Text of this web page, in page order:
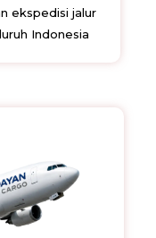
ekspedisi jalur
Indonesia